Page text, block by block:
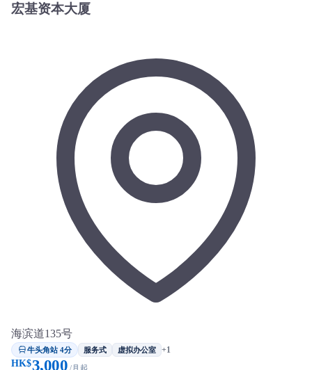
宏基资本大厦
海滨道135号
牛头角站 4分 服务式 虚拟办公室 +1
HK$3,000